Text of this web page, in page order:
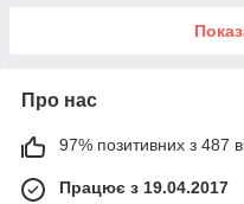
Про нас
97% позитивних з 487
Працює з 19.04.2017